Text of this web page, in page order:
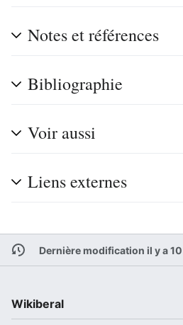
Notes et références
Bibliographie
Voir aussi
Liens externes
Dernière modification il y a
Wikiberal